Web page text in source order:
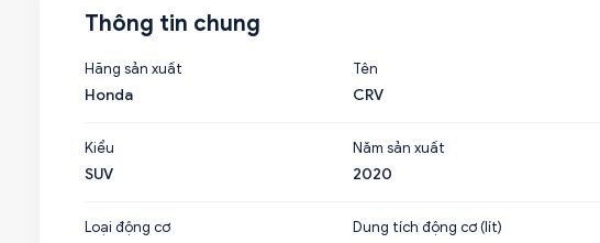
Thông tin chung
Hãng sản xuất
Honda
Tên
CRV
Kiểu
SUV
Năm sản xuất
2020
Loại động cơ
Dung tích động cơ (lít)